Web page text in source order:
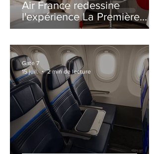
Air France redessine
l'expérience La Première
avec un salon entièrement
Gate 7
15 juil.
2 min de lecture